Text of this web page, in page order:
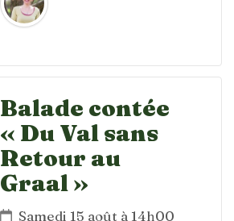
Balade contée
« Du Val sans
Retour au
Graal »
Samedi 15 août à 14h00